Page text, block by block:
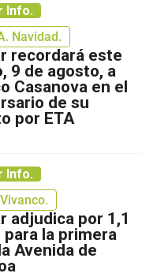
Info.
Navidad.
recordará este
9 de agosto, a
Casanova en el
de su
por ETA
Info.
adjudica por 1,1
la primera
Avenida de